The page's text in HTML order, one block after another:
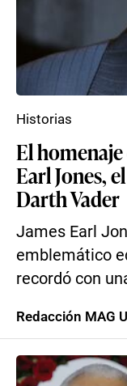
El
Earl Jones,
Darth Vader
James Earl
emblemático
recordó con
Historias
Redacción MAG